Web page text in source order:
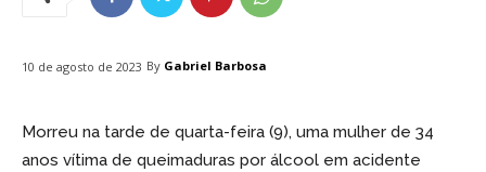
10 de agosto de 2023 By Gabriel Barbosa
Morreu na tarde de quarta-feira (9), uma mulher de 34
anos vítima de queimaduras por álcool em acidente